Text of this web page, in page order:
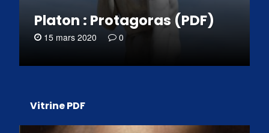
Platon : Protagoras (PDF)
15 mars 2020 0
Vitrine PDF